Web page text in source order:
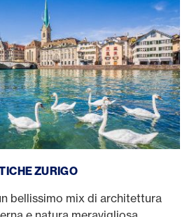
ZURIGO
bellissimo mix di architettura